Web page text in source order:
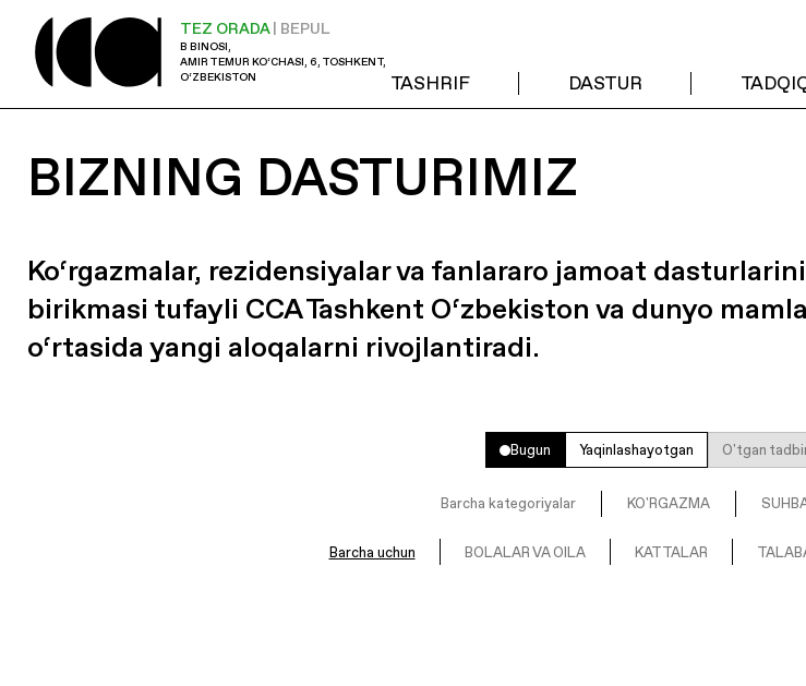
TEZ ORADA| BEPUL
B BINOSI,
AMIR TEMUR KO‘CHASI, 6, TOSHKENT,
O‘ZBEKISTON
TASHRIF DASTUR
BIZNING DASTURIMIZ
Ko‘rgazmalar, rezidensiyalar va fanlararo jamoat
birikmasi tufayli CCA Tashkent O‘zbekiston va dunyo
o‘rtasida yangi aloqalarni rivojlantiradi.
Bugun Yaqinlashayotgan O'tgan
Barcha kategoriyalar KO'RGAZMA
Barcha uchun BOLALAR VA OILA KATTALAR